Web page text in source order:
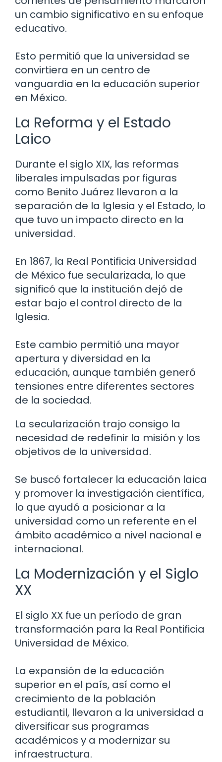
un cambio significativo en su enfoque
educativo.
Esto permitió que la universidad se
convirtiera en un centro de
vanguardia en la educación superior
en México.
La Reforma y el Estado
Laico
Durante el siglo XIX, las reformas
liberales impulsadas por figuras
como Benito Juárez llevaron a la
separación de la Iglesia y el Estado, lo
que tuvo un impacto directo en la
universidad.
En 1867, la Real Pontificia Universidad
de México fue secularizada, lo que
significó que la institución dejó de
estar bajo el control directo de la
Iglesia.
Este cambio permitió una mayor
apertura y diversidad en la
educación, aunque también generó
tensiones entre diferentes sectores
de la sociedad.
La secularización trajo consigo la
necesidad de redefinir la misión y los
objetivos de la universidad.
Se buscó fortalecer la educación laica
y promover la investigación científica,
lo que ayudó a posicionar a la
universidad como un referente en el
ámbito académico a nivel nacional e
internacional.
La Modernización y el Siglo
XX
El siglo XX fue un período de gran
transformación para la Real Pontificia
Universidad de México.
La expansión de la educación
superior en el país, así como el
crecimiento de la población
estudiantil, llevaron a la universidad a
diversificar sus programas
académicos y a modernizar su
infraestructura.